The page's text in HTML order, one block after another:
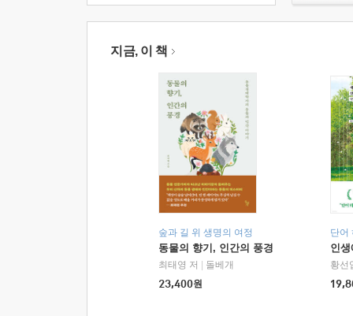
지금, 이 책
숲과 길 위 생명의 여정
동물의 향기, 인간의 풍경
최태영 저
돌베개
23,400원
단어
인
황선